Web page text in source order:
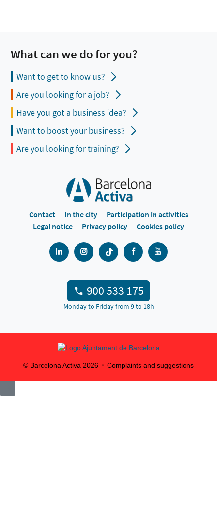
What can we do for you?
Want to get to know us?
Are you looking for a job?
Have you got a business idea?
Want to boost your business?
Are you looking for training?
Contact In the city
Participation in activities
Legal notice
Privacy policy Cookies policy
900 533 175
Monday to Friday from 9 to 18h
© Barcelona Activa 2026 Complaints and suggestions